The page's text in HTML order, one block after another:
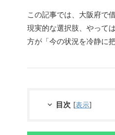
この記事では、大阪府で
現実的な選択肢、やって
方が「今の状況を冷静に
目次 [表示]